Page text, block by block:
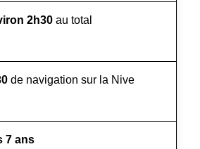
2h30 au total
de navigation sur la Nive
7 ans